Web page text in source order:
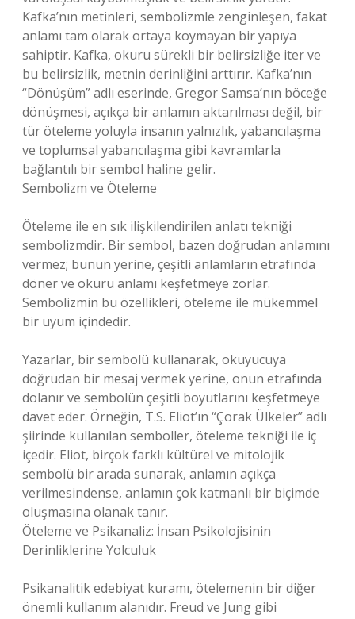
Kafka’nın metinleri, sembolizmle zenginleşen, fakat
anlamı tam olarak ortaya koymayan bir yapıya
sahiptir. Kafka, okuru sürekli bir belirsizliğe iter ve
bu belirsizlik, metnin derinliğini arttırır. Kafka’nın
“Dönüşüm” adlı eserinde, Gregor Samsa’nın böceğe
dönüşmesi, açıkça bir anlamın aktarılması değil, bir
tür öteleme yoluyla insanın yalnızlık, yabancılaşma
ve toplumsal yabancılaşma gibi kavramlarla
bağlantılı bir sembol haline gelir.
Sembolizm ve Öteleme
Öteleme ile en sık ilişkilendirilen anlatı tekniği
sembolizmdir. Bir sembol, bazen doğrudan anlamını
vermez; bunun yerine, çeşitli anlamların etrafında
döner ve okuru anlamı keşfetmeye zorlar.
Sembolizmin bu özellikleri, öteleme ile mükemmel
bir uyum içindedir.
Yazarlar, bir sembolü kullanarak, okuyucuya
doğrudan bir mesaj vermek yerine, onun etrafında
dolanır ve sembolün çeşitli boyutlarını keşfetmeye
davet eder. Örneğin, T.S. Eliot’ın “Çorak Ülkeler” adlı
şiirinde kullanılan semboller, öteleme tekniği ile iç
içedir. Eliot, birçok farklı kültürel ve mitolojik
sembolü bir arada sunarak, anlamın açıkça
verilmesindense, anlamın çok katmanlı bir biçimde
oluşmasına olanak tanır.
Öteleme ve Psikanaliz: İnsan Psikolojisinin
Derinliklerine Yolculuk
Psikanalitik edebiyat kuramı, ötelemenin bir diğer
önemli kullanım alanıdır. Freud ve Jung gibi